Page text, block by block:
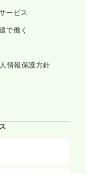
ービス
で働く
情報保護方針